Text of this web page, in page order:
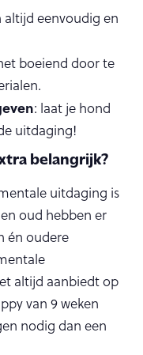
altijd eenvoudig en
boeiend door te
: laat je hond
uitdaging!
belangrijk?
uitdaging is
oud hebben er
én oudere
altijd aanbiedt op
van 9 weken
nodig dan een